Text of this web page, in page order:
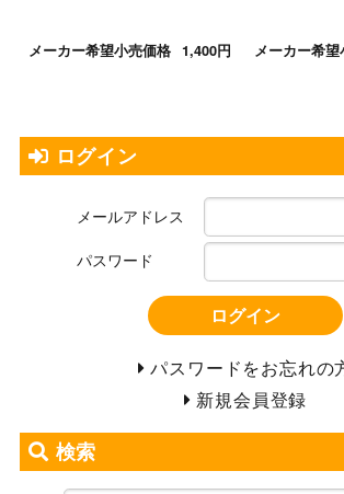
メーカー希望小売価格 1,400円 メーカー希
ログイン
メールアドレス
パスワード
ログイン
パスワードをお忘れの
新規会員登録
検索